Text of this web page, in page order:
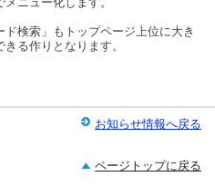
検索」もトップページ上位に大き
る作りとなります。
お知らせ情報へ戻る
ページトップに戻る